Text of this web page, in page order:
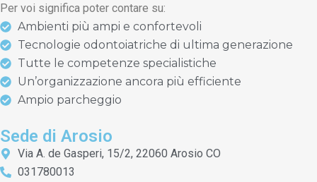
Per voi significa poter contare su:
Ambienti più ampi e confortevoli
Tecnologie odontoiatriche di ultima generazione
Tutte le competenze specialistiche
Un’organizzazione ancora più efficiente
Ampio parcheggio
Sede di Arosio
Via A. de Gasperi, 15/2, 22060 Arosio CO
031780013